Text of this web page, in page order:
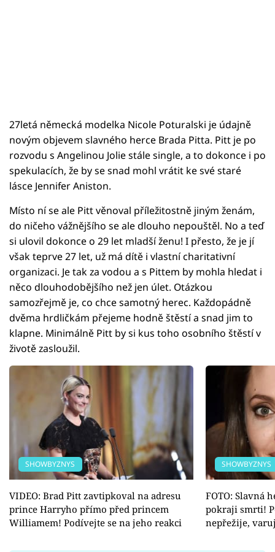
27letá německá modelka Nicole Poturalski je údajně
novým objevem slavného herce Brada Pitta. Pitt je po
rozvodu s Angelinou Jolie stále single, a to dokonce i po
spekulacích, že by se snad mohl vrátit ke své staré
lásce Jennifer Aniston.
Místo ní se ale Pitt věnoval příležitostně jiným ženám,
do ničeho vážnějšího se ale dlouho nepouštěl. No a teď
si ulovil dokonce o 29 let mladší ženu! I přesto, že je jí
však teprve 27 let, už má dítě i vlastní charitativní
organizaci. Je tak za vodou a s Pittem by mohla hledat i
něco dlouhodobějšího než jen úlet. Otázkou
samozřejmě je, co chce samotný herec. Každopádně
dvěma hrdličkám přejeme hodně štěstí a snad jim to
klapne. Minimálně Pitt by si kus toho osobního štěstí v
životě zasloužil.
SHOWBYZNYS
VIDEO: Brad Pitt zavtipkoval na adresu
prince Harryho přímo před princem
Williamem! Podívejte se na jeho reakci
SHOWBYZNYS
FOTO: Slavná
pokraji smrti!
nepřežije,